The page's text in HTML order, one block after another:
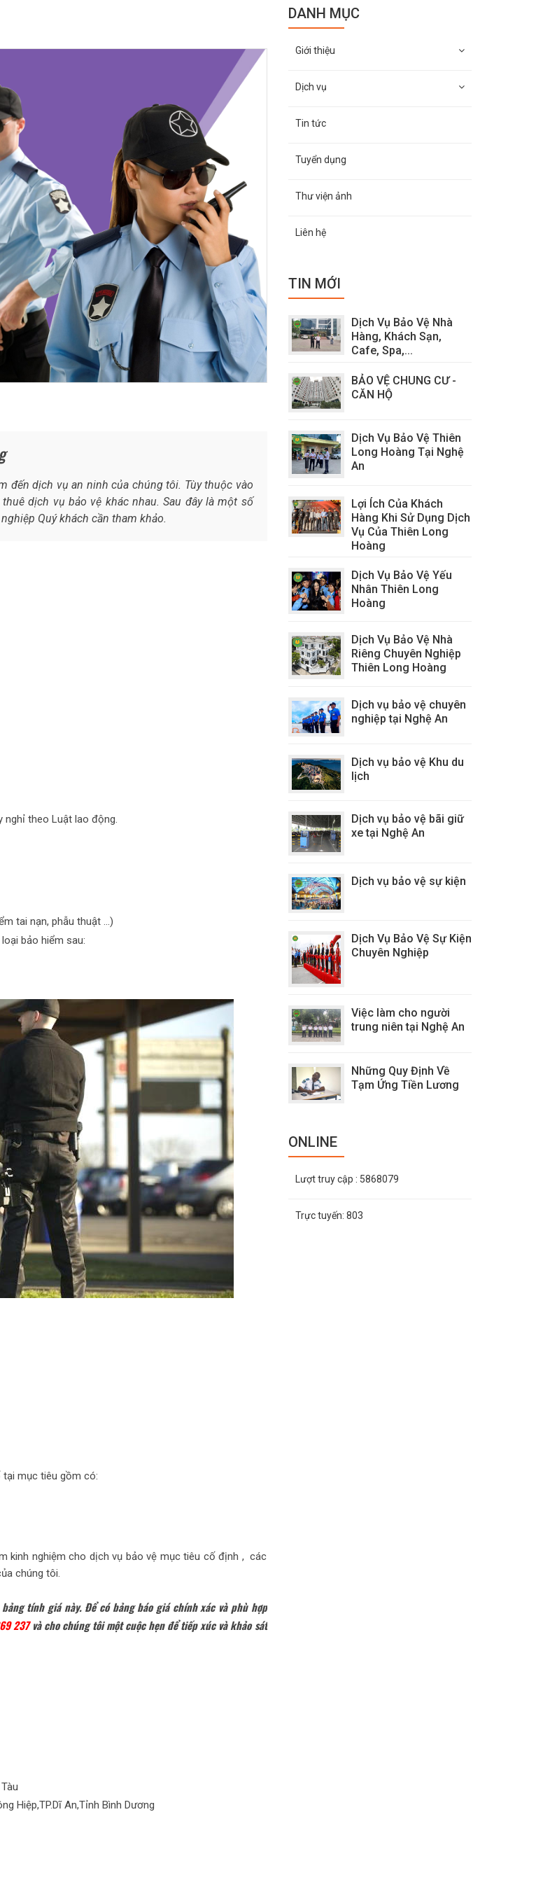
dịch vụ an ninh của chúng tôi. Tùy thuộc vào
dịch vụ bảo vệ khác nhau. Sau đây là một số
Quý khách cần tham khảo.
nghỉ theo Luật lao động.
tai nạn, phẫu thuật ...)
bảo hiểm sau:
mục tiêu gồm có:
nghiệm cho dịch vụ bảo vệ mục tiêu cố định , các
chúng tôi.
tính giá này. Để có bảng báo giá chính xác và phù hợp
237và cho chúng tôi một cuộc hẹn để tiếp xúc và khảo sát
Hiệp,TP.Dĩ An,Tỉnh Bình Dương
DANH MỤC
Giới thiệu
Dịch vụ
Tin tức
Tuyển dụng
Thư viện ảnh
Liên hệ
TIN MỚI
Dịch Vụ Bảo Vệ Nhà
Hàng, Khách Sạn,
Cafe, Spa,...
BẢO VỆ CHUNG CƯ -
CĂN HỘ
Dịch Vụ Bảo Vệ Thiên
Long Hoàng Tại Nghệ
An
Lợi Ích Của Khách
Hàng Khi Sử Dụng Dịch
Vụ Của Thiên Long
Hoàng
Dịch Vụ Bảo Vệ Yếu
Nhân Thiên Long
Hoàng
Dịch Vụ Bảo Vệ Nhà
Riêng Chuyên Nghiệp
Thiên Long Hoàng
Dịch vụ bảo vệ chuyên
nghiệp tại Nghệ An
Dịch vụ bảo vệ Khu du
lịch
Dịch vụ bảo vệ bãi giữ
xe tại Nghệ An
Dịch vụ bảo vệ sự kiện
Dịch Vụ Bảo Vệ Sự Kiện
Chuyên Nghiệp
Việc làm cho người
trung niên tại Nghệ An
Những Quy Định Về
Tạm Ứng Tiền Lương
ONLINE
Lượt truy cập : 5868079
Trực tuyến: 803